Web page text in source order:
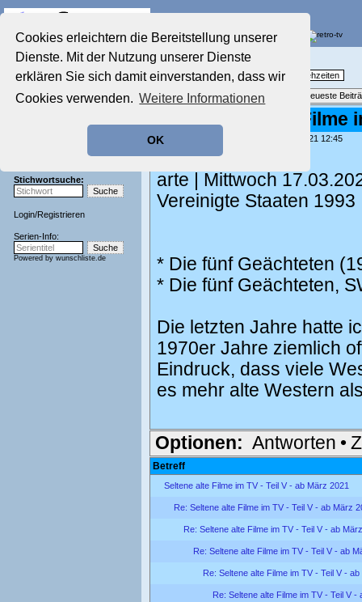
Cookies erleichtern die Bereitstellung unserer
Dienste. Mit der Nutzung unserer Dienste
erklären Sie sich damit einverstanden, dass wir
Cookies verwenden. Weitere Informationen
OK
Startseite
Aktuelles Forum
Film-Forum
Zeichentrick-Forum
Stichwortsuche:
Login/Registrieren
Serien-Info:
Powered by wunschliste.de
Nostalgieecke
TV-Erinnerungen an gute, alte Fernsehzeiten
Themenübersicht • Neues Thema Neueste
Re: Seltene alte Filme
geschrieben von: , 15.03.21 12:45
Zeit der Unschuld
arte | Mittwoch
Vereinigte Staaten 1993
* Die fünf Geächteten
* Die fünf Geächteten,
Die letzten Jahre hatte
1970er Jahre ziemlich
Eindruck, dass viele
es mehr alte Western
Optionen: Antworten •
Betreff
Seltene alte Filme im TV - Teil V - ab März 2021
Re: Seltene alte Filme im TV - Teil V - ab März
Re: Seltene alte Filme im TV - Teil V - ab
Re: Seltene alte Filme im TV - Teil V - ab
Re: Seltene alte Filme im TV - Teil V -
Re: Seltene alte Filme im TV - Teil V -